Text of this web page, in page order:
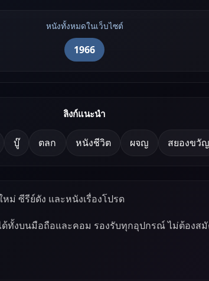
หนังทั้งหมดในเว็บไซต์
1966
ลิงก์แนะนำ
บู๊ ตลก หนังชีวิต ผจญ สยองขวัญ
ม่ ซีรีย์ดัง และหนังเรื่องโปรด
ทั้งบนมือถือและคอม รองรับทุกอุปกรณ์ ไม่ต้องส